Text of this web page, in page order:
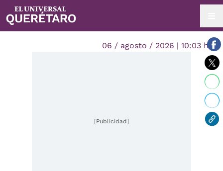
06 / agosto / 2026 | 10:03 hrs.
[Publicidad]